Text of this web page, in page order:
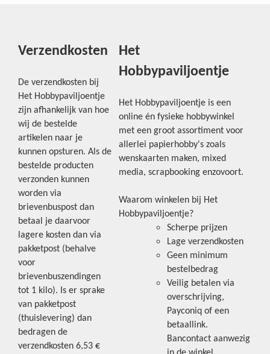
Verzendkosten
De verzendkosten bij
Het Hobbypaviljoentje
zijn afhankelijk van hoe
wij de bestelde
artikelen naar je
kunnen opsturen. Als de
bestelde producten
verzonden kunnen
worden via
brievenbuspost dan
betaal je daarvoor
lagere kosten dan via
pakketpost (behalve
voor
brievenbuszendingen
tot 1 kilo). Is er sprake
van pakketpost
(thuislevering) dan
bedragen de
verzendkosten 6,53 €
Het
Hobbypaviljoentje
Het Hobbypaviljoentje is een
online én fysieke hobbywinkel
met een groot assortiment voor
allerlei papierhobby's zoals
wenskaarten maken, mixed
media, scrapbooking enzovoort.
Waarom winkelen bij Het
Hobbypaviljoentje?
Scherpe prijzen
Lage verzendkosten
Geen minimum
bestelbedrag
Veilig betalen via
overschrijving,
Payconiq of een
betaallink.
Bancontact aanwezig